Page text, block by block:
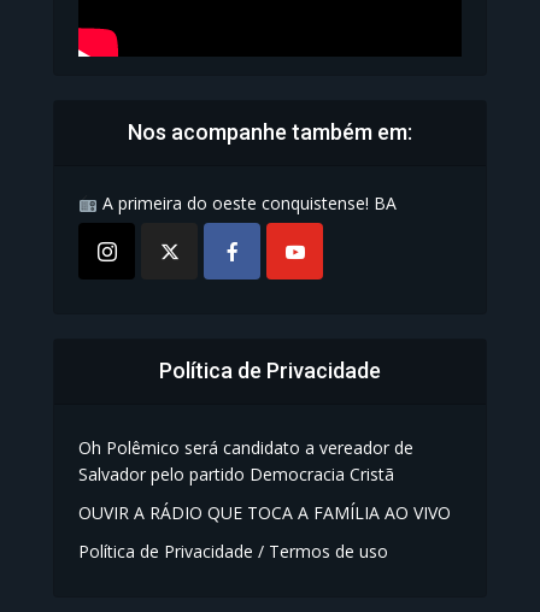
Nos acompanhe também em:
A primeira do oeste conquistense! BA
Política de Privacidade
Oh Polêmico será candidato a vereador de
Salvador pelo partido Democracia Cristã
OUVIR A RÁDIO QUE TOCA A FAMÍLIA AO VIVO
Política de Privacidade / Termos de uso